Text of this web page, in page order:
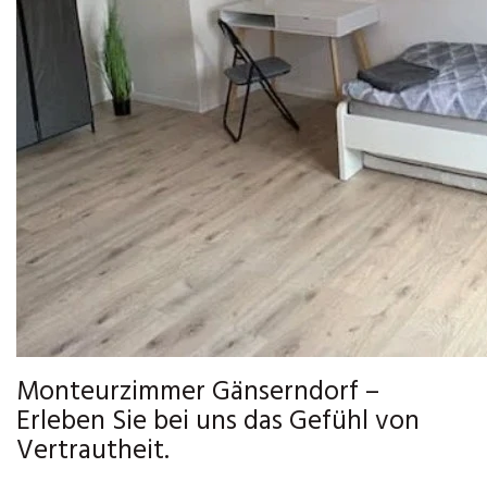
Monteurzimmer Gänserndorf –
Erleben Sie bei uns das Gefühl von
Vertrautheit.